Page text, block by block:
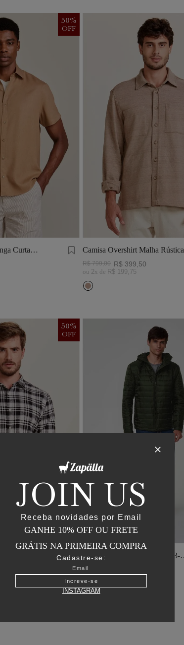
Curta
50%
OFF
Camisa Overshirt Malha Rústica
Khaki
R$ 799,00 R$ 399 50
ou 2x de R$ 199 75
I23-
50%
OFF
Jaqueta Matelasse Capuz - I23-
Verde Oliva
R$
ou6x deR$ 241,25
JOIN US
Receba novidades por Email
GANHE 10% OFF OU FRETE
GRÁTIS NA PRIMEIRA COMPRA
Cadastre-se:
Increve-se
INSTAGRAM